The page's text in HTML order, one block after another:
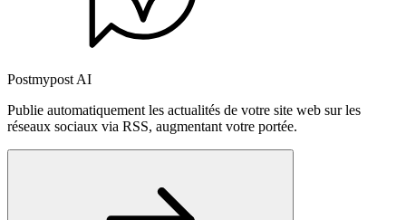
Postmypost AI
Publie automatiquement les actualités de votre site web sur les
réseaux sociaux via RSS, augmentant votre portée.